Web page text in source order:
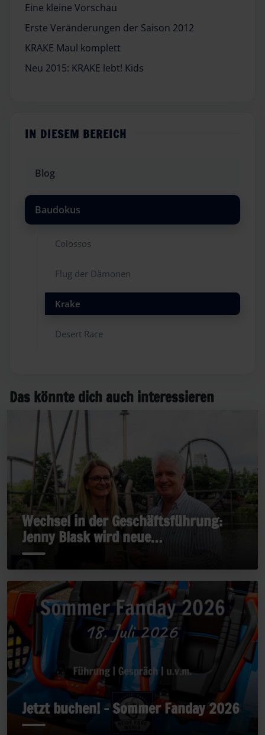
Eine kleine Vorschau
Erste Veränderungen der Saison 2012
KRAKE Maul komplett
Neu 2015: KRAKE lebt! Kids
IN DIESEM BEREICH
Blog
Baudokus
Colossos
Flug der Dämonen
Krake
Desert Race
Das könnte dich auch interessieren
Wechsel in der Geschäftsführung:
Jenny Blask wird neue
Geschäftsführerin
Jetzt buchen! - Sommer Fanday 2026